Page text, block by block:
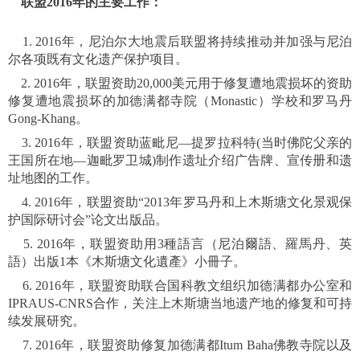
1. 2016年，尼泊尔大地震后联盟将持续推动并加强与尼泊
尔各项既有文化遗产保护项目。
2. 2016年，联盟资助20,000美元用于修复遭地震损坏的资助
修复遭地震损坏的加德满都寺院（Monastic）学校和罗马丹
Gong-Khang。
3. 2016年，联盟资助蓝毗尼—提罗拉科特(当时佛陀父亲的
王国所在地—迦毗罗卫城)制作遗址介绍广告牌、宣传册和遗
址地图的工作。
4. 2016年，联盟资助“2013年罗马丹和上木斯塘文化景观保
护国际研讨会”论文出版品。
5. 2016年，联盟资助用3種語言（尼泊爾語、羅馬丹、英
語）出版1本《木斯塘文化遺產》小冊子。
6. 2016年，联盟资助联合国科教文组织加德满都办公室和
IPRAUS-CNRS合作，关注上木斯塘当地遗产地的修复和可持
续发展研究。
7. 2016年，联盟资助修复加德满都Itum Baha佛教寺院以及